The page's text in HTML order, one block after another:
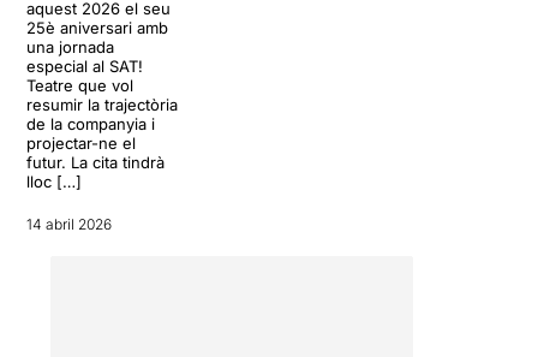
aquest 2026 el seu
25è aniversari amb
una jornada
especial al SAT!
Teatre que vol
resumir la trajectòria
de la companyia i
projectar-ne el
futur. La cita tindrà
lloc […]
14 abril 2026